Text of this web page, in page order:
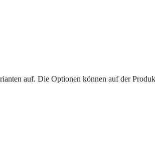
auf. Die Optionen können auf der